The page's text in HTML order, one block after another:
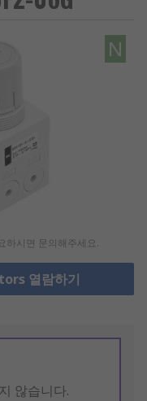
N
하시면 문의해주세요.
열람하기
않습니다.